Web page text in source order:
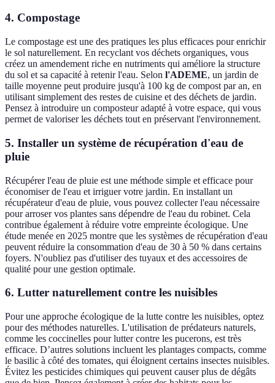
4. Compostage
Le compostage est une des pratiques les plus efficaces pour enrichir
le sol naturellement. En recyclant vos déchets organiques, vous
créez un amendement riche en nutriments qui améliore la structure
du sol et sa capacité à retenir l'eau. Selon l'ADEME, un jardin de
taille moyenne peut produire jusqu'à 100 kg de compost par an, en
utilisant simplement des restes de cuisine et des déchets de jardin.
Pensez à introduire un composteur adapté à votre espace, qui vous
permet de valoriser les déchets tout en préservant l'environnement.
5. Installer un système de récupération d'eau de
pluie
Récupérer l'eau de pluie est une méthode simple et efficace pour
économiser de l'eau et irriguer votre jardin. En installant un
récupérateur d'eau de pluie, vous pouvez collecter l'eau nécessaire
pour arroser vos plantes sans dépendre de l'eau du robinet. Cela
contribue également à réduire votre empreinte écologique. Une
étude menée en 2025 montre que les systèmes de récupération d'eau
peuvent réduire la consommation d'eau de 30 à 50 % dans certains
foyers. N'oubliez pas d'utiliser des tuyaux et des accessoires de
qualité pour une gestion optimale.
6. Lutter naturellement contre les nuisibles
Pour une approche écologique de la lutte contre les nuisibles, optez
pour des méthodes naturelles. L'utilisation de prédateurs naturels,
comme les coccinelles pour lutter contre les pucerons, est très
efficace. D’autres solutions incluent les plantages compacts, comme
le basilic à côté des tomates, qui éloignent certains insectes nuisibles.
Évitez les pesticides chimiques qui peuvent causer plus de dégâts